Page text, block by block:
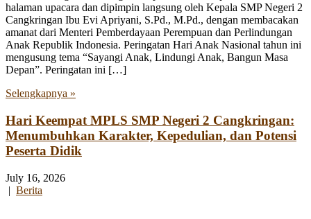
halaman upacara dan dipimpin langsung oleh Kepala SMP Negeri 2
Cangkringan Ibu Evi Apriyani, S.Pd., M.Pd., dengan membacakan
amanat dari Menteri Pemberdayaan Perempuan dan Perlindungan
Anak Republik Indonesia. Peringatan Hari Anak Nasional tahun ini
mengusung tema “Sayangi Anak, Lindungi Anak, Bangun Masa
Depan”. Peringatan ini […]
Selengkapnya »
Hari Keempat MPLS SMP Negeri 2 Cangkringan:
Menumbuhkan Karakter, Kepedulian, dan Potensi
Peserta Didik
July 16, 2026
| Berita